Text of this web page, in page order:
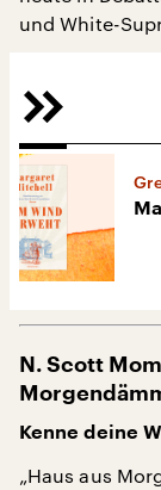
und White-
N. Scott
Kenne deine
„Haus aus